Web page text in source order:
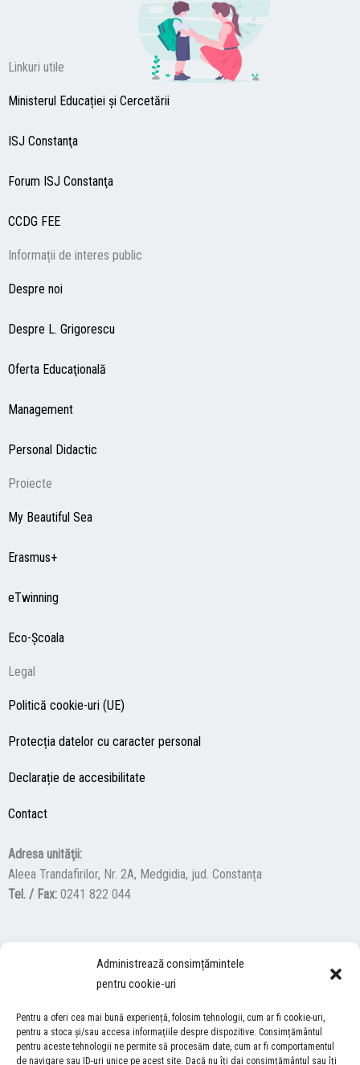
Administrează consimțămintele
pentru cookie-uri
Pentru a oferi cea mai bună experiență, folosim tehnologii, cum ar fi cookie-uri,
pentru a stoca și/sau accesa informațiile despre dispozitive. Consimțământul
pentru aceste tehnologii ne permite să procesăm date, cum ar fi comportamentul
de navigare sau ID-uri unice pe acest site. Dacă nu îți dai consimțământul sau îți
Linkuri utile
Ministerul Educației și Cercetării
ISJ Constanţa
Forum ISJ Constanţa
CCDG FEE
Informații de interes public
Despre noi
Despre L. Grigorescu
Oferta Educaţională
Management
Personal Didactic
Proiecte
My Beautiful Sea
Erasmus+
eTwinning
Eco-Şcoala
Legal
Politică cookie-uri (UE)
Protecția datelor cu caracter personal
Declarație de accesibilitate
Contact
Adresa unităţii:
Aleea Trandafirilor, Nr. 2A, Medgidia, jud. Constanța
Tel. / Fax: 0241 822 044
a
c
e
b
o
o
t
u
b
n
t
a
g
Descărcați programul NonVisual Desktop Acces, care oferă
persoanelor cu dizabilități vizuale posibilitatea de a consulta site-ul